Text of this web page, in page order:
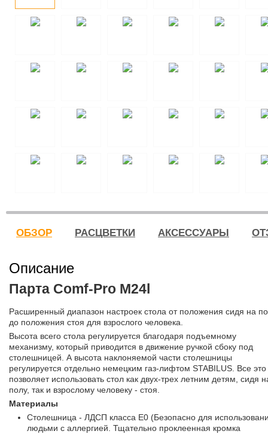
ОБЗОР РАСЦВЕТКИ АКСЕССУАРЫ
Описание
Парта Comf-Pro M24l
Расширенный диапазон настроек стола от положения сидя на
до положения стоя для взрослого человека.
Высота всего стола регулируется благодаря подъемному
механизму, который приводится в движение ручкой сбоку под
столешницей. А высота наклоняемой части столешницы
регулируется отдельно немецким газ-лифтом STABILUS. Все это
позволяет использовать стол как двух-трех летним детям, сидя
полу, так и взрослому человеку - стоя.
Материалы
Столешница - ЛДСП класса Е0 (Безопасно для
людьми с аллергией. Тщательно проклеенная кромка